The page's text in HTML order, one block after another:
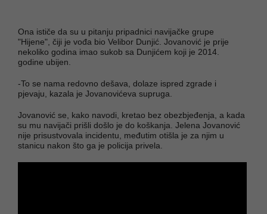
Ona ističe da su u pitanju pripadnici navijačke grupe
"Hijene", čiji je vođa bio Velibor Dunjić. Jovanović je prije
nekoliko godina imao sukob sa Dunjićem koji je 2014.
godine ubijen.
-To se nama redovno dešava, dolaze ispred zgrade i
pjevaju, kazala je Jovanovićeva supruga.
Jovanović se, kako navodi, kretao bez obezbjeđenja, a kada
su mu navijači prišli došlo je do koškanja. Jelena Jovanović
nije prisustvovala incidentu, međutim otišla je za njim u
stanicu nakon što ga je policija privela.